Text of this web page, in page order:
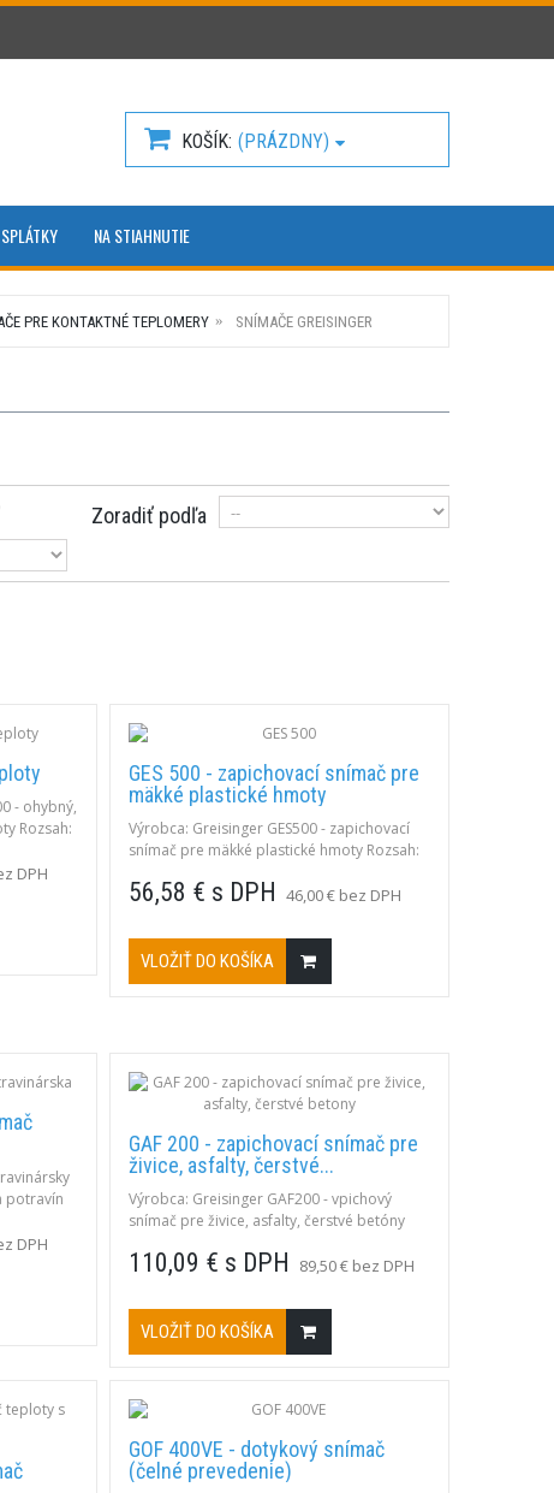
KOŠÍK (PRÁZDNY)
NA STIAHNUTIE
PRE KONTAKTNÉ TEPLOMERY SNÍMAČE GREISINGER
Zoradiť podľa
- ohybný,
Rozsah:
cca 3s
DPH
GES 500 - zapichovací snímač pre
mäkké plastické hmoty
Výrobca: Greisinger GES500 - zapichovací
snímač pre mäkké plastické hmoty Rozsah:
56,58 € s DPH 46,00 € bez DPH
VLOŽIŤ DO KOŠÍKA
potravín
3,0
DPH
GAF 200 - zapichovací snímač pre
živice, asfalty, čerstvé...
Výrobca: Greisinger GAF200 - vpichový
snímač pre živice, asfalty, čerstvé betóny
zapichovací, dĺžka 180 mm
110,09 € s DPH 89,50 € bez DPH
VLOŽIŤ DO KOŠÍKA
GOF 400VE - dotykový snímač
(čelné prevedenie)